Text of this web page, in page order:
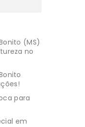
(MS)
no
para
em